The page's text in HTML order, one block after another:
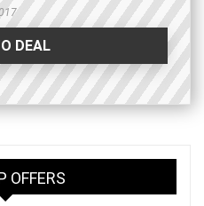
DEAL
OFFERS